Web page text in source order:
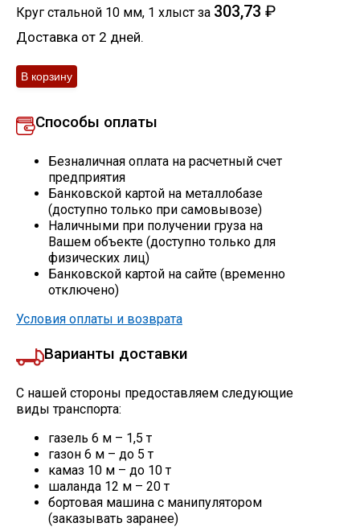
Алюминиевый прокат
Круг стальной 10 мм, 1 хлыст за 303,73 ₽
Доставка от 2 дней.
Способы оплаты
Безналичная оплата на расчетный счет
предприятия
Банковской картой на металлобазе
(доступно только при самовывозе)
Наличными при получении груза на
Вашем объекте (доступно только для
физических лиц)
Банковской картой на сайте (временно
отключено)
Условия оплаты и возврата
Варианты доставки
С нашей стороны предоставляем следующие
виды транспорта:
газель 6 м – 1,5 т
газон 6 м – до 5 т
камаз 10 м – до 10 т
шаланда 12 м – 20 т
бортовая машина с манипулятором
(заказывать заранее)